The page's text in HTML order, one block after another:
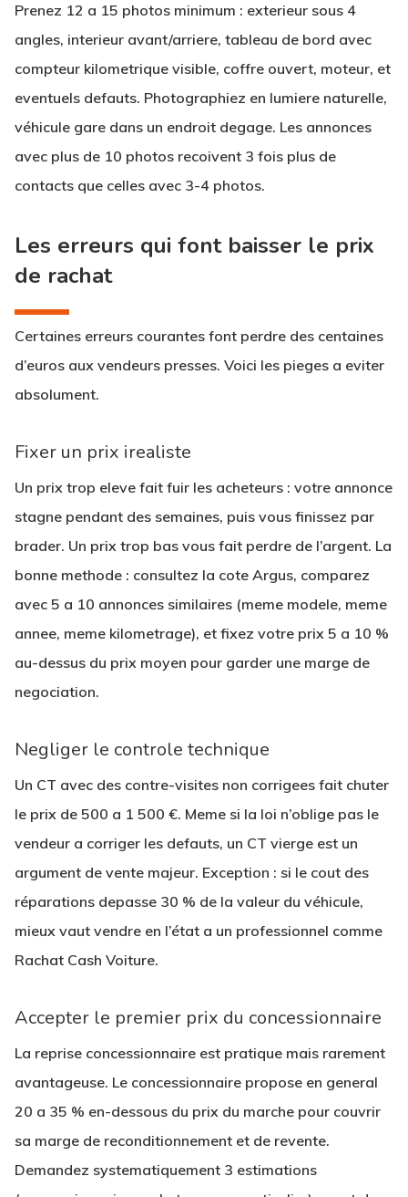
Prenez 12 a 15 photos minimum : exterieur sous 4
angles, interieur avant/arriere, tableau de bord avec
compteur kilometrique visible, coffre ouvert, moteur, et
eventuels defauts. Photographiez en lumiere naturelle,
véhicule gare dans un endroit degage. Les annonces
avec plus de 10 photos recoivent 3 fois plus de
contacts que celles avec 3-4 photos.
Les erreurs qui font baisser le prix
de rachat
Certaines erreurs courantes font perdre des centaines
d’euros aux vendeurs presses. Voici les pieges a eviter
absolument.
Fixer un prix irealiste
Un prix trop eleve fait fuir les acheteurs : votre annonce
stagne pendant des semaines, puis vous finissez par
brader. Un prix trop bas vous fait perdre de l’argent. La
bonne methode : consultez la cote Argus, comparez
avec 5 a 10 annonces similaires (meme modele, meme
annee, meme kilometrage), et fixez votre prix 5 a 10 %
au-dessus du prix moyen pour garder une marge de
negociation.
Negliger le controle technique
Un CT avec des contre-visites non corrigees fait chuter
le prix de 500 a 1 500 €. Meme si la loi n’oblige pas le
vendeur a corriger les defauts, un CT vierge est un
argument de vente majeur. Exception : si le cout des
réparations depasse 30 % de la valeur du véhicule,
mieux vaut vendre en l’état a un professionnel comme
Rachat Cash Voiture.
Accepter le premier prix du concessionnaire
La reprise concessionnaire est pratique mais rarement
avantageuse. Le concessionnaire propose en general
20 a 35 % en-dessous du prix du marche pour couvrir
sa marge de reconditionnement et de revente.
Demandez systematiquement 3 estimations